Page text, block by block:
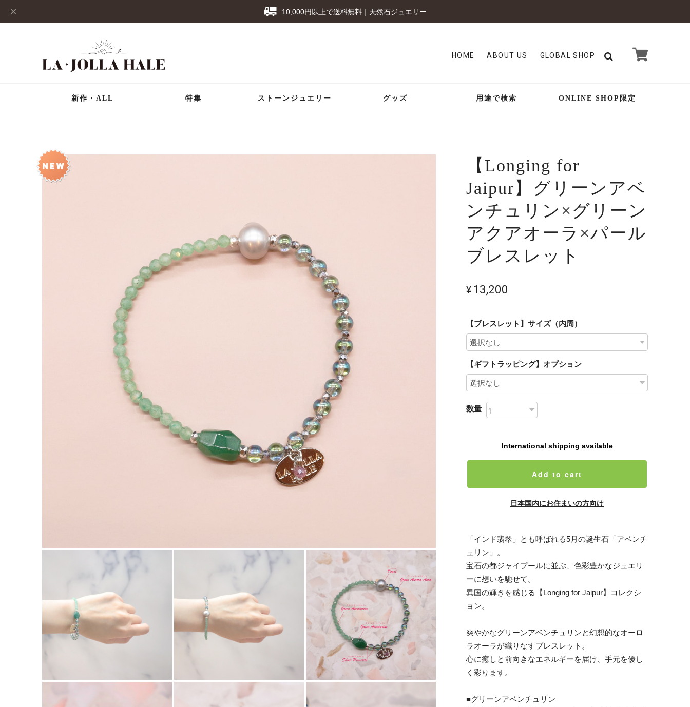
10,000円以上で送料無料｜天然石ジュエリー
HOME ABOUT US GLOBAL SHOP
新作・ALL 特集 ストーンジュエリー グッズ 用途で検索 ONLINE SHOP限定
【Longing for
Jaipur】グリーンアベ
ンチュリン×グリーン
アクアオーラ×パール
ブレスレット
¥13,200
【ブレスレット】サイズ（内周）
【ギフトラッピング】オプション
数量
International shipping available
Add to cart
日本国内にお住まいの方向け
「インド翡翠」とも呼ばれる5月の誕生石「アベンチ
ュリン」。
宝石の都ジャイプールに並ぶ、色彩豊かなジュエリ
ーに想いを馳せて。
異国の輝きを感じる【Longing for Jaipur】コレクシ
ョン。
爽やかなグリーンアベンチュリンと幻想的なオーロ
ラオーラが織りなすブレスレット。
心に癒しと前向きなエネルギーを届け、手元を優し
く彩ります。
■グリーンアベンチュリン